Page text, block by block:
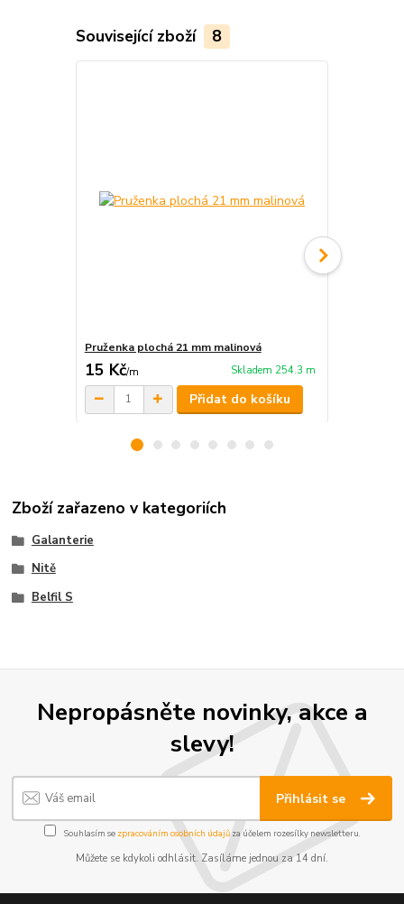
Související zboží 8
Pruženka plochá 21 mm malinová
15 Kč/m Skladem 254.3 m
Přidat do košíku
Zboží zařazeno v kategoriích
Galanterie
Nitě
Belfil S
Nepropásněte novinky, akce a
slevy!
Přihlásit se
Souhlasím se zpracováním osobních údajůza účelem rozesílky newsletteru.
Můžete se kdykoli odhlásit. Zasíláme jednou za 14 dní.